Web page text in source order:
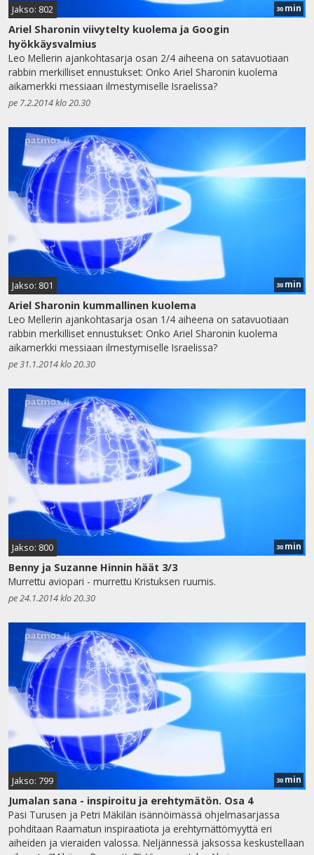
Jakso: 802 30 min
Ariel Sharonin viivytelty kuolema ja Googin
hyökkäysvalmius
Leo Mellerin ajankohtasarja osan 2/4 aiheena on satavuotiaan
rabbin merkilliset ennustukset: Onko Ariel Sharonin kuolema
aikamerkki messiaan ilmestymiselle Israelissa?
pe 7.2.2014 klo 20.30
Jakso: 801 30 min
Ariel Sharonin kummallinen kuolema
Leo Mellerin ajankohtasarja osan 1/4 aiheena on satavuotiaan
rabbin merkilliset ennustukset: Onko Ariel Sharonin kuolema
aikamerkki messiaan ilmestymiselle Israelissa?
pe 31.1.2014 klo 20.30
Jakso: 800 30 min
Benny ja Suzanne Hinnin häät 3/3
Murrettu aviopari - murrettu Kristuksen ruumis.
pe 24.1.2014 klo 20.30
Jakso: 799 30 min
Jumalan sana - inspiroitu ja erehtymätön. Osa 4
Pasi Turusen ja Petri Mäkilän isännöimässä ohjelmasarjassa
pohditaan Raamatun inspiraatiota ja erehtymättömyyttä eri
aiheiden ja vieraiden valossa. Neljännessä jaksossa keskustellaan